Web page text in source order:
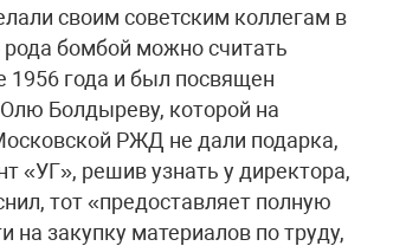
своим советским коллегам в
бомбой можно считать
1956 года и был посвящен
Болдыреву, которой на
РЖД не дали подарка,
«УГ», решив узнать у директора,
тот «предоставляет полную
на закупку материалов по труду,